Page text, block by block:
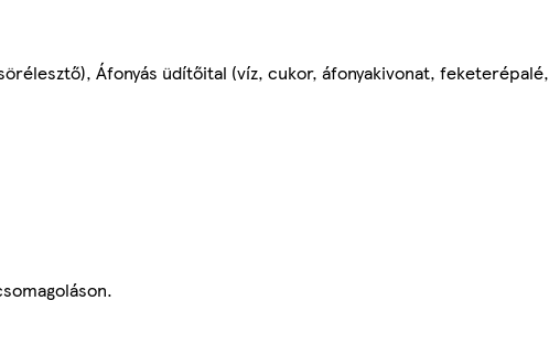
Áfonyás üdítőital (víz, cukor, áfonyakivonat, feketerépalé,